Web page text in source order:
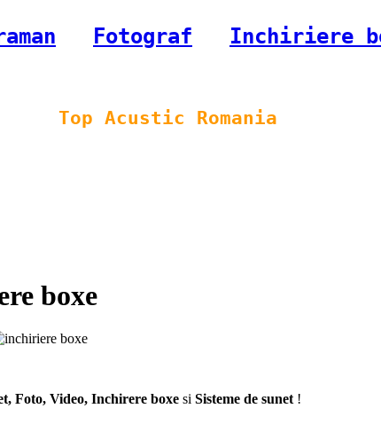
Fotograf Inchiriere
Top Acustic Romania
boxe
Foto, Video, Inchirere boxe si Sisteme de sunet !